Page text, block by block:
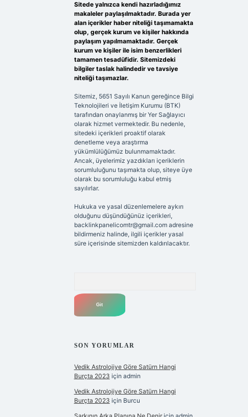
Sitede yalnızca kendi hazırladığımız
makaleler paylaşılmaktadır. Burada yer
alan içerikler haber niteliği taşımamakta
olup, gerçek kurum ve kişiler hakkında
paylaşım yapılmamaktadır. Gerçek
kurum ve kişiler ile isim benzerlikleri
tamamen tesadüfidir. Sitemizdeki
bilgiler taslak halindedir ve tavsiye
niteliği taşımazlar.
Sitemiz, 5651 Sayılı Kanun gereğince Bilgi
Teknolojileri ve İletişim Kurumu (BTK)
tarafından onaylanmış bir Yer Sağlayıcı
olarak hizmet vermektedir. Bu nedenle,
sitedeki içerikleri proaktif olarak
denetleme veya araştırma
yükümlülüğümüz bulunmamaktadır.
Ancak, üyelerimiz yazdıkları içeriklerin
sorumluluğunu taşımakta olup, siteye üye
olarak bu sorumluluğu kabul etmiş
sayılırlar.
Hukuka ve yasal düzenlemelere aykırı
olduğunu düşündüğünüz içerikleri,
backlinkpanelicomtr@gmail.comadresine
bildirmeniz halinde, ilgili içerikler yasal
süre içerisinde sitemizden kaldırılacaktır.
SON YORUMLAR
Vedik Astrolojiye Göre Satürn Hangi
Burçta 2023 için admin
Vedik Astrolojiye Göre Satürn Hangi
Burçta 2023 için Burcu